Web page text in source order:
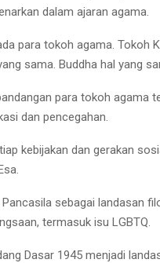
dalam ajaran agama.
para tokoh agama. Tokoh
sama. Buddha hal yang
para tokoh agama
dan pencegahan.
kebijakan dan gerakan
sebagai landasan
termasuk isu LGBTQ.
Dasar 1945 menjadi